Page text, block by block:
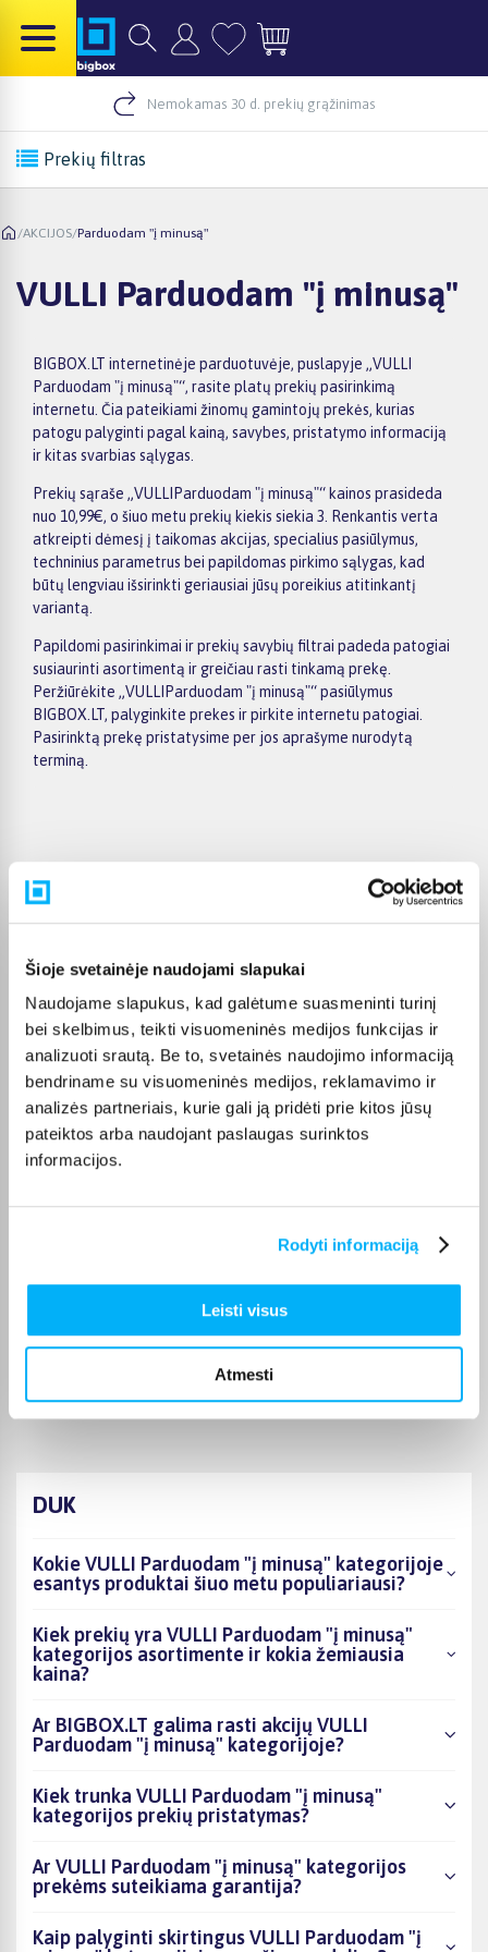
Šioje svetainėje naudojami slapukai
Naudojame slapukus, kad galėtume suasmeninti turinį
bei skelbimus, teikti visuomeninės medijos funkcijas ir
analizuoti srautą. Be to, svetainės naudojimo informaciją
bendriname su visuomeninės medijos, reklamavimo ir
analizės partneriais, kurie gali ją pridėti prie kitos jūsų
pateiktos arba naudojant paslaugas surinktos
informacijos.
Rodyti informaciją
Leisti visus
Atmesti
Nemokamas 30 d. prekių grąžinimas
Prekių filtras
/AKCIJOS/Parduodam "į minusą"
VULLI Parduodam "į minusą"
BIGBOX.LT internetinėje parduotuvėje, puslapyje „VULLI
Parduodam "į minusą"“, rasite platų prekių pasirinkimą
internetu. Čia pateikiami žinomų gamintojų prekės, kurias
patogu palyginti pagal kainą, savybes, pristatymo informaciją
ir kitas svarbias sąlygas.
Prekių sąraše „VULLIParduodam "į minusą"“ kainos prasideda
nuo 10,99€, o šiuo metu prekių kiekis siekia 3. Renkantis verta
atkreipti dėmesį į taikomas akcijas, specialius pasiūlymus,
techninius parametrus bei papildomas pirkimo sąlygas, kad
būtų lengviau išsirinkti geriausiai jūsų poreikius atitinkantį
variantą.
Papildomi pasirinkimai ir prekių savybių filtrai padeda patogiai
susiaurinti asortimentą ir greičiau rasti tinkamą prekę.
Peržiūrėkite „VULLIParduodam "į minusą"“ pasiūlymus
BIGBOX.LT, palyginkite prekes ir pirkite internetu patogiai.
Pasirinktą prekę pristatysime per jos aprašyme nurodytą
terminą.
Pirkėjų atsiliepimai apie prekes
Patvirtintas pirkėjas
Kokybiškas. Pristatymas greitas. Rekomenduoju+++
Patvirtintas pirkėjas
Pigus pasiūlymas
Puiki komunikacija. Pristatymas vėlavo 1 darbo dieną, nes nebuvo
DUK
Kokie VULLI Parduodam "į minusą" kategorijoje
esantys produktai šiuo metu populiariausi?
Kiek prekių yra VULLI Parduodam "į minusą"
kategorijos asortimente ir kokia žemiausia
kaina?
Ar BIGBOX.LT galima rasti akcijų VULLI
Parduodam "į minusą" kategorijoje?
Kiek trunka VULLI Parduodam "į minusą"
kategorijos prekių pristatymas?
Ar VULLI Parduodam "į minusą" kategorijos
prekėms suteikiama garantija?
Kaip palyginti skirtingus VULLI Parduodam "į